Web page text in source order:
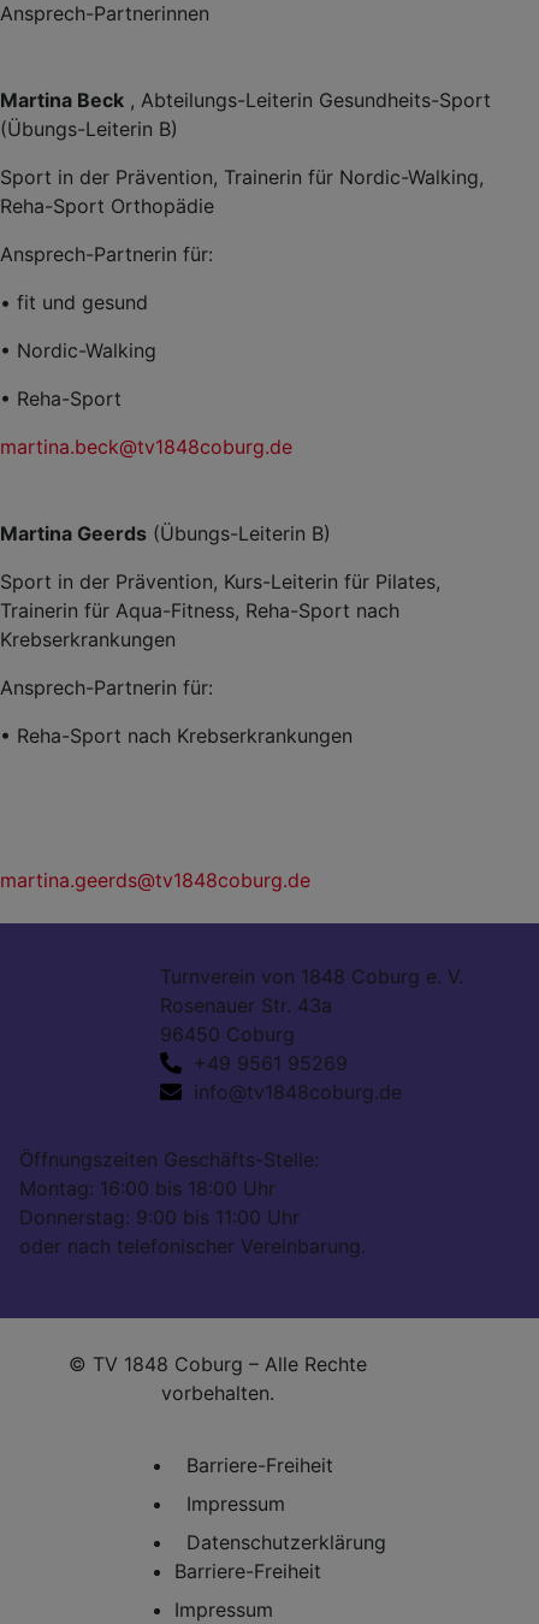
Ansprech-Partnerinnen
Martina Beck , Abteilungs-Leiterin Gesundheits-Sport
(Übungs-Leiterin B)
Sport in der Prävention, Trainerin für Nordic-Walking,
Reha-Sport Orthopädie
Ansprech-Partnerin für:
• fit und gesund
• Nordic-Walking
• Reha-Sport
martina.beck@tv1848coburg.de
Martina Geerds (Übungs-Leiterin B)
Sport in der Prävention, Kurs-Leiterin für Pilates,
Trainerin für Aqua-Fitness, Reha-Sport nach
Krebserkrankungen
Ansprech-Partnerin für:
• Reha-Sport nach Krebserkrankungen
martina.geerds@tv1848coburg.de
Turnverein von 1848 Coburg e. V.
Rosenauer Str. 43a
96450 Coburg
+49 9561 95269
info@tv1848coburg.de
Öffnungszeiten Geschäfts-Stelle:
Montag: 16:00 bis 18:00 Uhr
Donnerstag: 9:00 bis 11:00 Uhr
oder nach telefonischer Vereinbarung.
© TV 1848 Coburg – Alle Rechte
vorbehalten.
Barriere-Freiheit
Impressum
Datenschutzerklärung
Barriere-Freiheit
Impressum